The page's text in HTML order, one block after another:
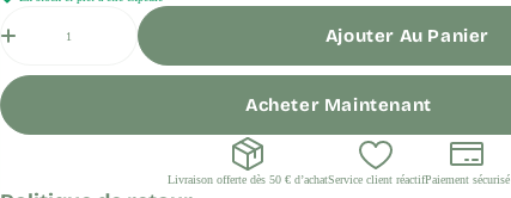
Ajouter Au Panier
Acheter Maintenant
Livraison offerte dès 50 € d’achatService client réactifPaiement sécurisé